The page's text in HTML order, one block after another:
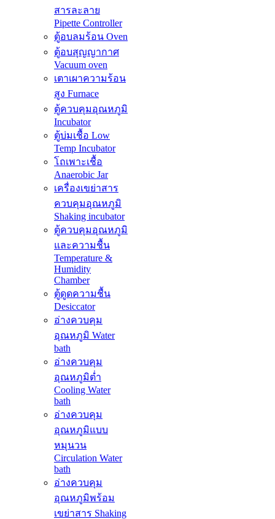
สารละลาย
Pipette Controller
ตู้อบลมร้อน Oven
ตู้อบสุญญากาศ
Vacuum oven
เตาเผาความร้อน
สูง Furnace
ตู้ควบคุมอุณหภูมิ
Incubator
ตู้บ่มเชื้อ Low
Temp Incubator
โถเพาะเชื้อ
Anaerobic Jar
เครื่องเขย่าสาร
ควบคุมอุณหภูมิ
Shaking incubator
ตู้ควบคุมอุณหภูมิ
และความชื้น
Temperature &
Humidity
Chamber
ตู้ดูดความชื้น
Desiccator
อ่างควบคุม
อุณหภูมิ Water
bath
อ่างควบคุม
อุณหภูมิต่ำ
Cooling Water
bath
อ่างควบคุม
อุณหภูมิแบบ
หมุนวน
Circulation Water
bath
อ่างควบคุม
อุณหภูมิพร้อม
เขย่าสาร Shaking